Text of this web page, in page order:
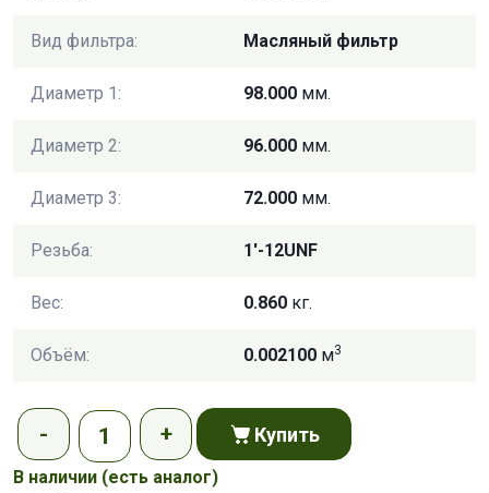
Вид фильтра: Масляный фильтр
Диаметр 1: 98.000 мм.
Диаметр 2: 96.000 мм.
Диаметр 3: 72.000 мм.
Резьба: 1'-12UNF
Вес: 0.860 кг.
Объём: 0.002100 м3
Купить
В наличии (есть аналог)